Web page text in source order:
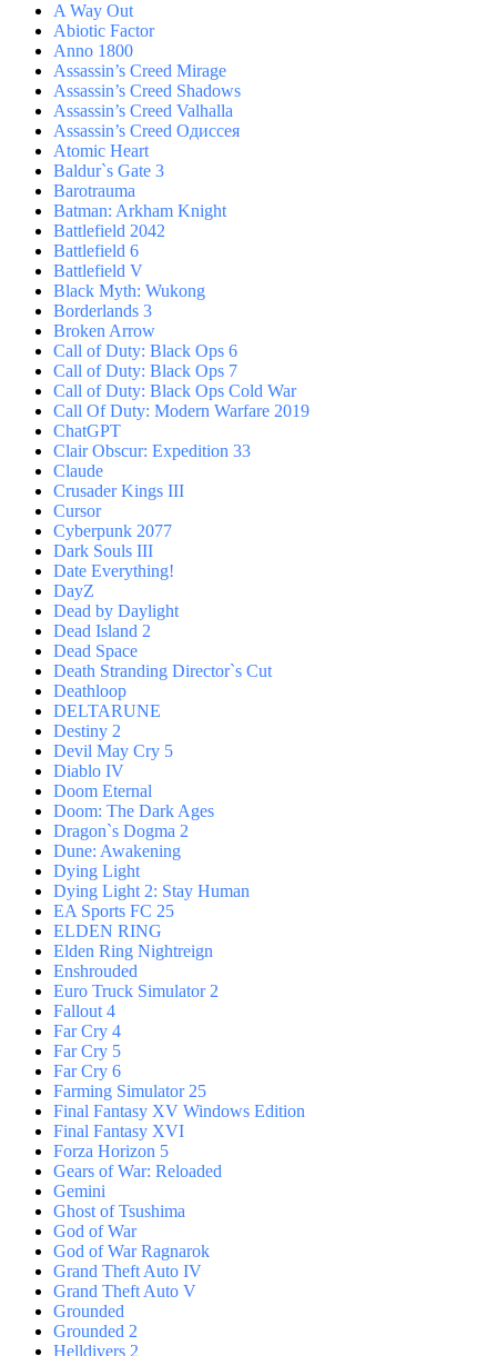
A Way Out
Abiotic Factor
Anno 1800
Assassin’s Creed Mirage
Assassin’s Creed Shadows
Assassin’s Creed Valhalla
Assassin’s Creed Одиссея
Atomic Heart
Baldur`s Gate 3
Barotrauma
Batman: Arkham Knight
Battlefield 2042
Battlefield 6
Battlefield V
Black Myth: Wukong
Borderlands 3
Broken Arrow
Call of Duty: Black Ops 6
Call of Duty: Black Ops 7
Call of Duty: Black Ops Cold War
Call Of Duty: Modern Warfare 2019
ChatGPT
Clair Obscur: Expedition 33
Claude
Crusader Kings III
Cursor
Cyberpunk 2077
Dark Souls III
Date Everything!
DayZ
Dead by Daylight
Dead Island 2
Dead Space
Death Stranding Director`s Cut
Deathloop
DELTARUNE
Destiny 2
Devil May Cry 5
Diablo IV
Doom Eternal
Doom: The Dark Ages
Dragon`s Dogma 2
Dune: Awakening
Dying Light
Dying Light 2: Stay Human
EA Sports FC 25
ELDEN RING
Elden Ring Nightreign
Enshrouded
Euro Truck Simulator 2
Fallout 4
Far Cry 4
Far Cry 5
Far Cry 6
Farming Simulator 25
Final Fantasy XV Windows Edition
Final Fantasy XVI
Forza Horizon 5
Gears of War: Reloaded
Gemini
Ghost of Tsushima
God of War
God of War Ragnarok
Grand Theft Auto IV
Grand Theft Auto V
Grounded
Grounded 2
Helldivers 2